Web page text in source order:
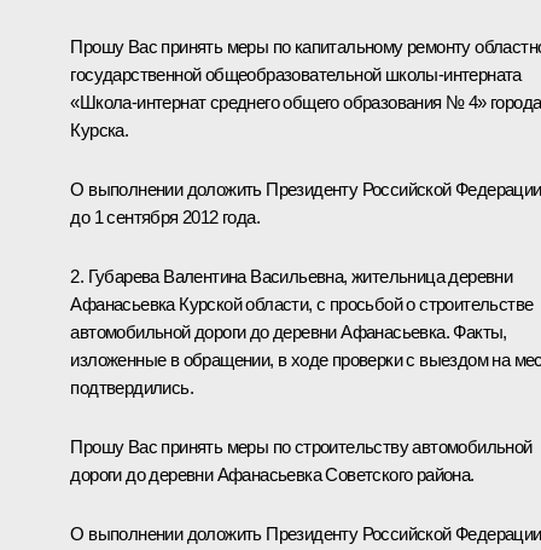
Прошу Вас принять меры по капитальному ремонту
государственной общеобразовательной школы-интерната
«Школа-интернат среднего общего образования № 4» города
Курска.
О выполнении доложить Президенту Российской Федерации
до 1 сентября 2012 года.
2. Губарева Валентина Васильевна, жительница деревни
Афанасьевка Курской области, с просьбой о строительстве
автомобильной дороги до деревни Афанасьевка. Факты,
изложенные в обращении, в ходе проверки с выездом на
подтвердились.
Прошу Вас принять меры по строительству автомобильной
дороги до деревни Афанасьевка Советского района.
О выполнении доложить Президенту Российской Федерации